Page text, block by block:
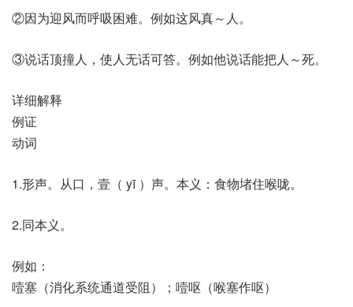
②因为迎风而呼吸困难。例如这风真～人。
③说话顶撞人，使人无话可答。例如他说话能把人～死。
详细解释
例证
动词
1.形声。从口，壹（ yī ）声。本义：食物堵住喉咙。
2.同本义。
例如：
噎塞（消化系统通道受阻）；噎呕（喉塞作呕）